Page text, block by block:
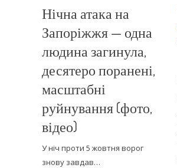
Нічна атака на
Запоріжжя — одна
людина загинула,
десятеро поранені,
масштабні
руйнування (фото,
відео)
У ніч проти 5 жовтня ворог
знову завдав…